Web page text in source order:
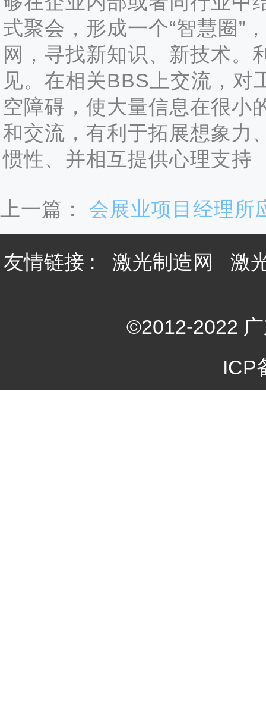
式聚会，形成一个“智慧圈”
网，寻找新知识、新技术。
见。在相关BBS上交流，对
空障碍，使大量信息在很小
和交流，有利于拓展想象力
惯性、并相互提供心理支持
上一篇： 会展业项目经理所
友情链接 : 激光制造网 激
©2012-2022
ICP